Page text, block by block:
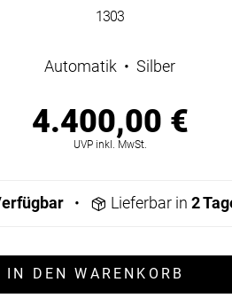
1303
Automatik • Silber
4.400,00 €
UVP inkl. MwSt.
• Lieferbar in 2
IN DEN WARENKORB